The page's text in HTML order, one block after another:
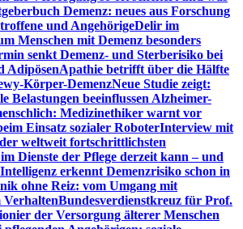
Demenz: neues aus Forschung
und AngehörigeDelir im
Menschen mit Demenz besonders
senkt Demenz- und Sterberisiko bei
AdipösenApathie betrifft über die Hälfte
Körper-DemenzNeue Studie zeigt:
Belastungen beeinflussen Alzheimer-
Medizinethiker warnt vor
Einsatz sozialer RoboterInterview mit
weltweit fortschrittlichsten
Dienste der Pflege derzeit kann – und
erkennt Demenzrisiko schon in
ohne Reiz: vom Umgang mit
VerhaltenBundesverdienstkreuz für Prof.
der Versorgung älterer Menschen